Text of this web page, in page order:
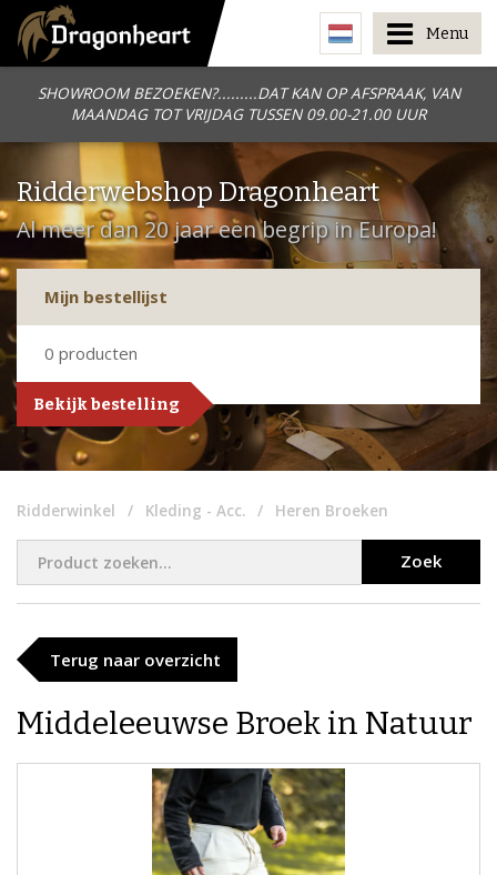
SHOWROOM BEZOEKEN?.........DAT KAN OP AFSPRAAK, VAN
MAANDAG TOT VRIJDAG TUSSEN 09.00-21.00 UUR
Menu
Ridderwebshop Dragonheart
Al meer dan 20 jaar een begrip in Europa!
Mijn bestellijst
0 producten
Bekijk bestelling
Ridderwinkel Kleding - Acc. Heren Broeken
Zoek
Terug naar overzicht
​Middeleeuwse Broek in Natuur